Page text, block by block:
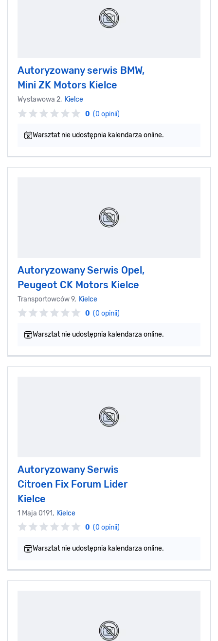
Autoryzowany serwis BMW,
Mini ZK Motors Kielce
Wystawowa 2, Kielce
0 (0 opinii)
Warsztat nie udostępnia kalendarza online.
Autoryzowany Serwis Opel,
Peugeot CK Motors Kielce
Transportowców 9, Kielce
0 (0 opinii)
Warsztat nie udostępnia kalendarza online.
Autoryzowany Serwis
Citroen Fix Forum Lider
Kielce
1 Maja 0191, Kielce
0 (0 opinii)
Warsztat nie udostępnia kalendarza online.